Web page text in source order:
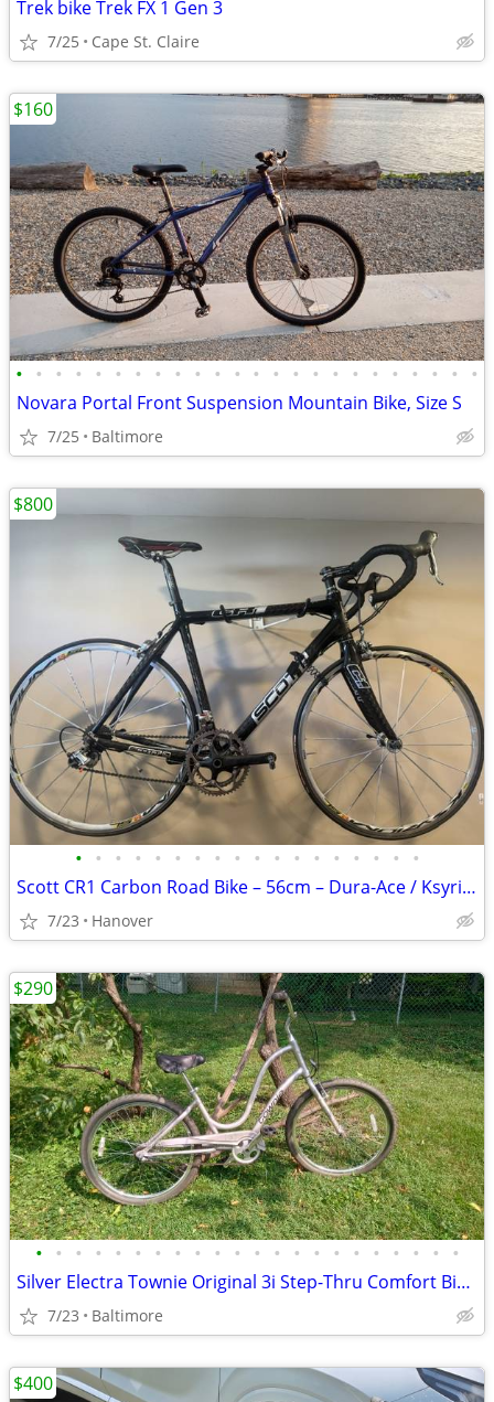
Trek bike Trek FX 1 Gen 3
7/25 Cape St. Claire
• • • • • • • • • • • • • • • • • • • • • • • •
Novara Portal Front Suspension Mountain Bike, Size S
7/25 Baltimore
$160
• • • • • • • • • • • • • • • • • •
Scott CR1 Carbon Road Bike – 56cm – Dura-Ace / Ksyrium SL – Excep
7/23 Hanover
$800
• • • • • • • • • • • • • • • • • • • • • •
Silver Electra Townie Original 3i Step-Thru Comfort Bike (One Size Fit
7/23 Baltimore
$290
$400